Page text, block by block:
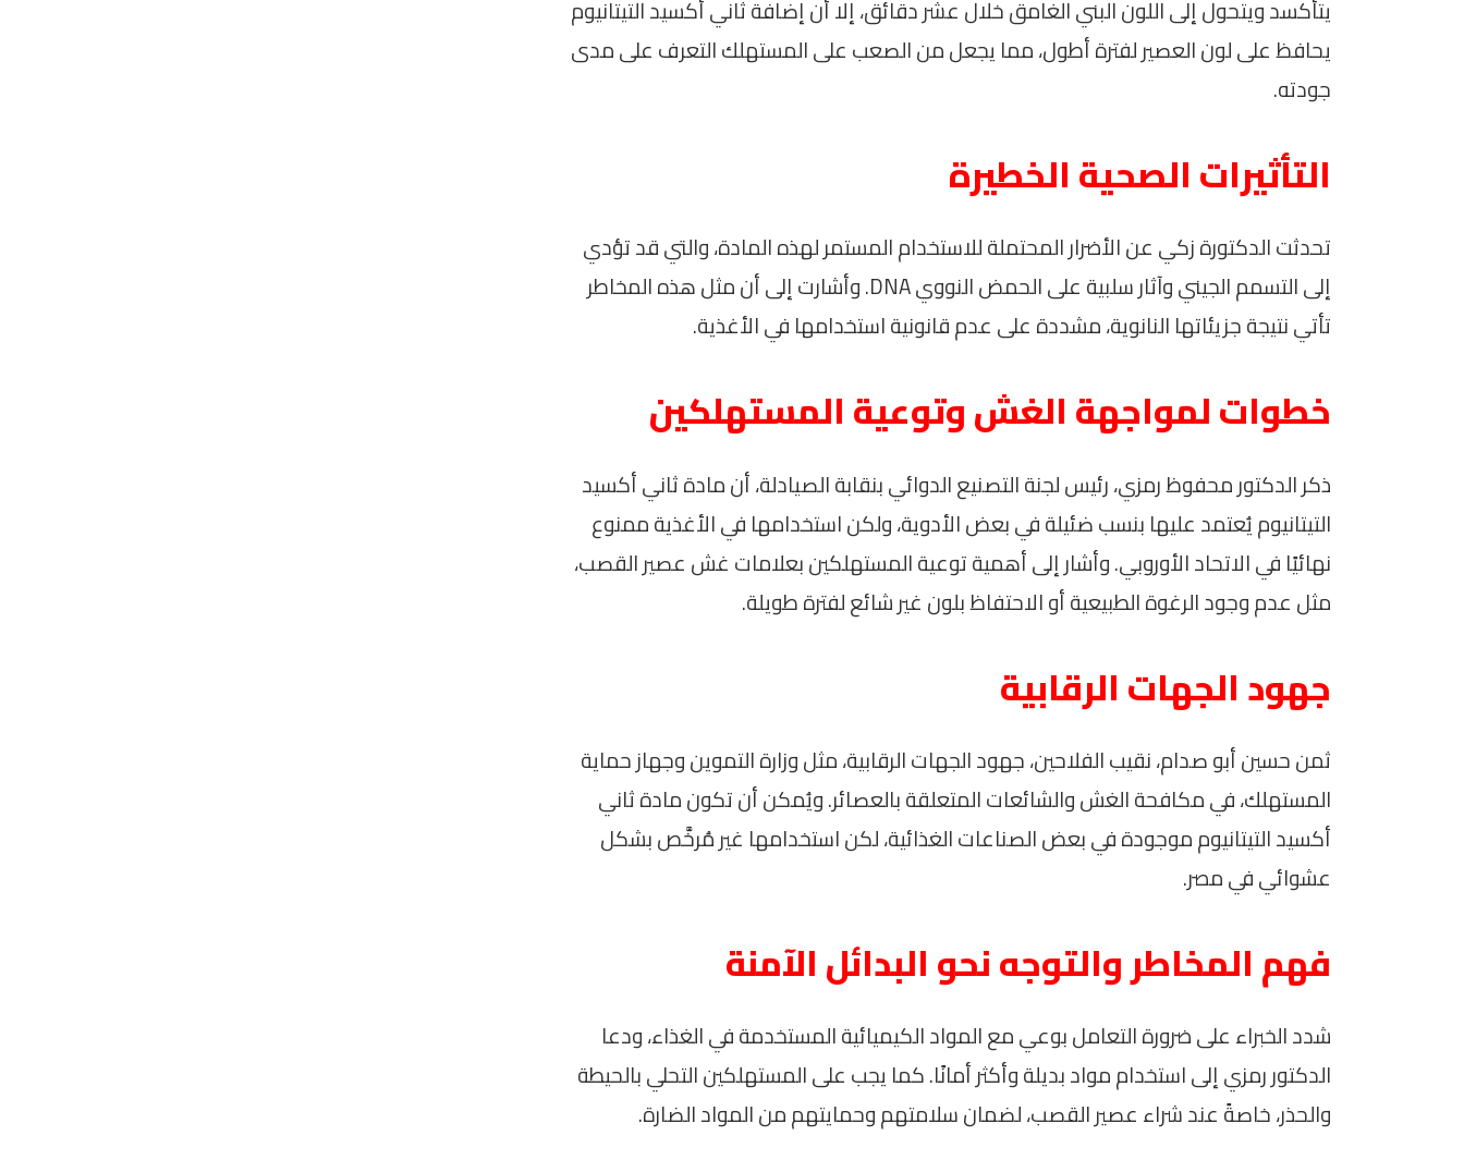
يتأكسد ويتحول إلى اللون البني الغامق خلال عشر دقائق، إلا أن إضافة ثاني أكسيد التيتانيوم
يحافظ على لون العصير لفترة أطول، مما يجعل من الصعب على المستهلك التعرف على مدى
جودته.
التأثيرات الصحية الخطيرة
تحدثت الدكتورة زكي عن الأضرار المحتملة للاستخدام المستمر لهذه المادة، والتي قد تؤدي
إلى التسمم الجيني وآثار سلبية على الحمض النووي DNA. وأشارت إلى أن مثل هذه المخاطر
تأتي نتيجة جزيئاتها النانوية، مشددة على عدم قانونية استخدامها في الأغذية.
خطوات لمواجهة الغش وتوعية المستهلكين
ذكر الدكتور محفوظ رمزي، رئيس لجنة التصنيع الدوائي بنقابة الصيادلة، أن مادة ثاني أكسيد
التيتانيوم يُعتمد عليها بنسب ضئيلة في بعض الأدوية، ولكن استخدامها في الأغذية ممنوع
نهائيًا في الاتحاد الأوروبي. وأشار إلى أهمية توعية المستهلكين بعلامات غش عصير القصب،
مثل عدم وجود الرغوة الطبيعية أو الاحتفاظ بلون غير شائع لفترة طويلة.
جهود الجهات الرقابية
ثمن حسين أبو صدام، نقيب الفلاحين، جهود الجهات الرقابية، مثل وزارة التموين وجهاز حماية
المستهلك، في مكافحة الغش والشائعات المتعلقة بالعصائر. ويُمكن أن تكون مادة ثاني
أكسيد التيتانيوم موجودة في بعض الصناعات الغذائية، لكن استخدامها غير مُرخَّص بشكل
عشوائي في مصر.
فهم المخاطر والتوجه نحو البدائل الآمنة
شدد الخبراء على ضرورة التعامل بوعي مع المواد الكيميائية المستخدمة في الغذاء، ودعا
الدكتور رمزي إلى استخدام مواد بديلة وأكثر أمانًا. كما يجب على المستهلكين التحلي بالحيطة
والحذر، خاصةً عند شراء عصير القصب، لضمان سلامتهم وحمايتهم من المواد الضارة.